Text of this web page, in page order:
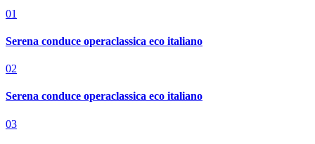
01
Serena conduce operaclassica eco italiano
02
Serena conduce operaclassica eco italiano
03